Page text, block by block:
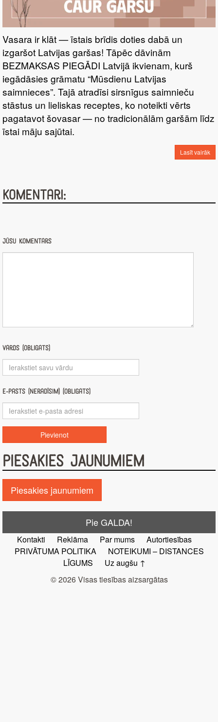
Vasara ir klāt — īstais brīdis doties dabā un
izgaršot Latvijas garšas! Tāpēc dāvinām
BEZMAKSAS PIEGĀDI Latvijā ikvienam, kurš
iegādāsies grāmatu “Mūsdienu Latvijas
saimnieces”. Tajā atradīsi sirsnīgus saimnieču
stāstus un lieliskas receptes, ko noteikti vērts
pagatavot šovasar — no tradicionālām garšām līdz
īstai māju sajūtai.
Lasīt vairāk
Komentāri:
Jūsu komentārs
Vārds (obligāts)
E-pasts (nerādīsim) (obligāts)
PIESAKIES JAUNUMIEM
Piesakies jaunumiem
Pie GALDA!
Kontakti Reklāma Par mums
Autortiesības
PRIVĀTUMA POLITIKA
NOTEIKUMI – DISTANCES
LĪGUMS
Uz augšu ↑
© 2026 Visas tiesības aizsargātas